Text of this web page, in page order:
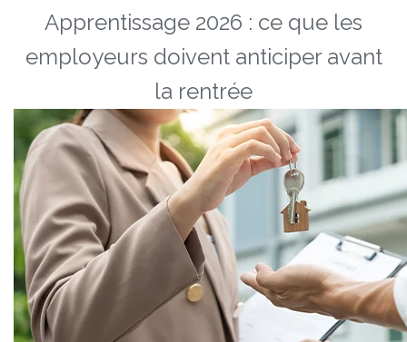
Apprentissage 2026 : ce que les
employeurs doivent anticiper avant
la rentrée